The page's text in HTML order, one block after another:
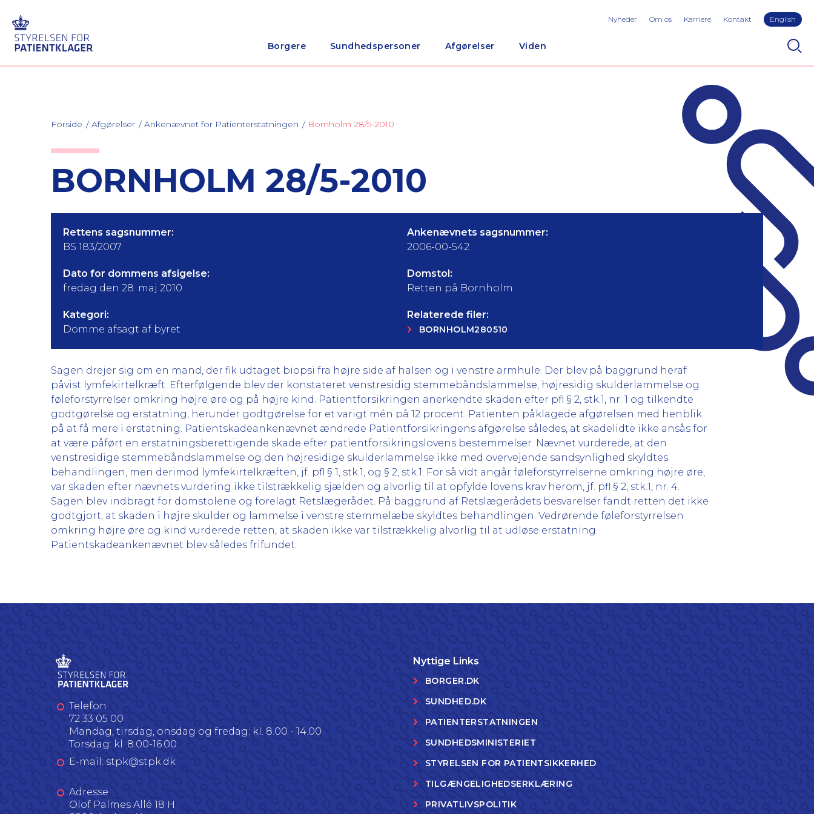
Borgere Sundhedspersoner Afgørelser Viden
Nyheder Om os Karriere Kontakt English
Forside Afgørelser Ankenævnet for Patienterstatningen Bornholm 28/5-2010
BORNHOLM 28/5-2010
Rettens sagsnummer:
BS 183/2007
Ankenævnets sagsnummer:
2006-00-542
Dato for dommens afsigelse:
fredag den 28. maj 2010
Domstol:
Retten på Bornholm
Kategori:
Domme afsagt af byret
Relaterede filer:
BORNHOLM280510
Sagen drejer sig om en mand, der fik udtaget biopsi fra højre side af halsen og i venstre armhule. Der blev på baggrund heraf
påvist lymfekirtelkræft. Efterfølgende blev der konstateret venstresidig stemmebåndslammelse, højresidig skulderlammelse og
føleforstyrrelser omkring højre øre og på højre kind. Patientforsikringen anerkendte skaden efter pfl § 2, stk.1, nr. 1 og tilkendte
godtgørelse og erstatning, herunder godtgørelse for et varigt mén på 12 procent. Patienten påklagede afgørelsen med henblik
på at få mere i erstatning. Patientskadeankenævnet ændrede Patientforsikringens afgørelse således, at skadelidte ikke ansås for
at være påført en erstatningsberettigende skade efter patientforsikringslovens bestemmelser. Nævnet vurderede, at den
venstresidige stemmebåndslammelse og den højresidige skulderlammelse ikke med overvejende sandsynlighed skyldtes
behandlingen, men derimod lymfekirtelkræften, jf. pfl § 1, stk.1, og § 2, stk.1. For så vidt angår føleforstyrrelserne omkring højre øre,
var skaden efter nævnets vurdering ikke tilstrækkelig sjælden og alvorlig til at opfylde lovens krav herom, jf. pfl § 2, stk.1, nr. 4.
Sagen blev indbragt for domstolene og forelagt Retslægerådet. På baggrund af Retslægerådets besvarelser fandt retten det ikke
godtgjort, at skaden i højre skulder og lammelse i venstre stemmelæbe skyldtes behandlingen. Vedrørende føleforstyrrelsen
omkring højre øre og kind vurderede retten, at skaden ikke var tilstrækkelig alvorlig til at udløse erstatning.
Patientskadeankenævnet blev således frifundet.
Telefon
72 33 05 00
Mandag, tirsdag, onsdag og fredag: kl. 8.00 - 14.00
Torsdag: kl. 8.00-16.00
E-mail: stpk@stpk.dk
Adresse
Olof Palmes Allé 18 H
Nyttige Links
BORGER.DK
SUNDHED.DK
PATIENTERSTATNINGEN
SUNDHEDSMINISTERIET
STYRELSEN FOR PATIENTSIKKERHED
TILGÆNGELIGHEDSERKLÆRING
PRIVATLIVSPOLITIK